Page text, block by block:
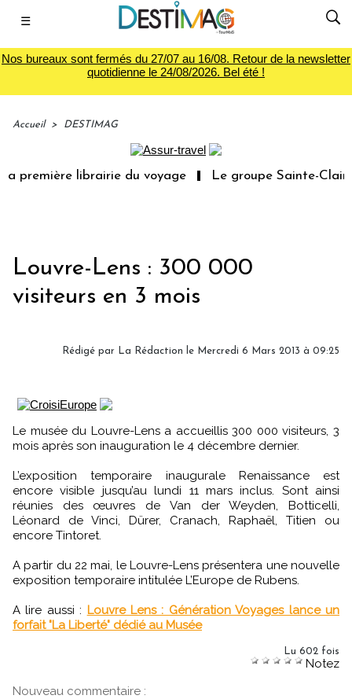
☰
Nos bureaux sont fermés du 27/07 au 16/08. Retour de la newsletter
quotidienne le 24/08/2026. Bel été !
Accueil > DESTIMAG
première librairie du voyage Le groupe Sainte-Claire
Louvre-Lens : 300 000
visiteurs en 3 mois
Rédigé par La Rédaction le Mercredi 6 Mars 2013 à 09:25
Le musée du Louvre-Lens a accueillis 300 000 visiteurs, 3
mois après son inauguration le 4 décembre dernier.
L’exposition temporaire inaugurale Renaissance est
encore visible jusqu’au lundi 11 mars inclus. Sont ainsi
réunies des œuvres de Van der Weyden, Botticelli,
Léonard de Vinci, Dürer, Cranach, Raphaël, Titien ou
encore Tintoret.
A partir du 22 mai, le Louvre-Lens présentera une nouvelle
exposition temporaire intitulée L’Europe de Rubens.
A lire aussi : Louvre Lens : Génération Voyages lance un
forfait "La Liberté" dédié au Musée
Lu 602 fois
Notez
Nouveau commentaire :